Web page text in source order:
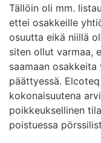
Tällöin oli mm.
ettei osakkeille
osuutta eikä niillä
siten ollut varmaa,
saamaan
päättyessä.
kokonaisuutena
poikkeuksellinen
poistuessa